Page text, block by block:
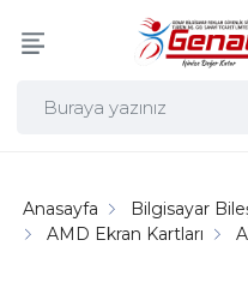
Anasayfa Bilgisayar
AMD Ekran Kartları